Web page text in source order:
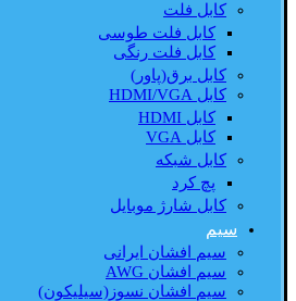
کابل فلت
کابل فلت طوسی
کابل فلت رنگی
کابل برق(پاور)
کابل HDMI/VGA
کابل HDMI
کابل VGA
کابل شبکه
پچ کرد
کابل شارژ موبایل
سیم
سیم افشان ایرانی
سیم افشان AWG
سیم افشان نسوز(سیلیکون)